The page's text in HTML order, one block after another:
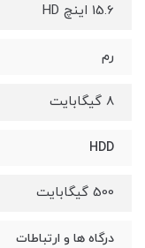
15.6 اینچ HD
رم
8 گیگابایت
HDD
500 گیگابایت
درگاه ها و ارتباطات